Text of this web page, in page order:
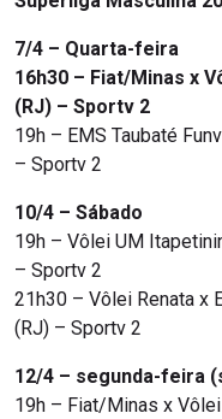
7/4 – Quarta-feira
16h30 – Fiat/Minas x
(RJ) – Sportv 2
19h – EMS Taubaté
– Sportv 2
10/4 – Sábado
19h – Vôlei UM
– Sportv 2
21h30 – Vôlei Renata x
(RJ) – Sportv 2
12/4 – segunda-feira
19h – Fiat/Minas x